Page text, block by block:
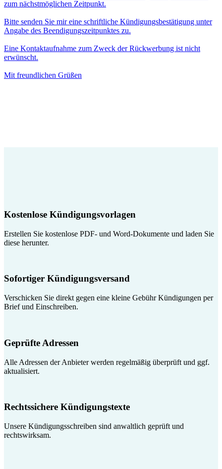
zum nächstmöglichen Zeitpunkt.
Bitte senden Sie mir eine schriftliche Kündigungsbestätigung unter
Angabe des Beendigungszeitpunktes zu.
Eine Kontaktaufnahme zum Zweck der Rückwerbung ist nicht
erwünscht.
Mit freundlichen Grüßen
Kostenlose Kündigungsvorlagen
Erstellen Sie kostenlose PDF- und Word-Dokumente und laden Sie
diese herunter.
Sofortiger Kündigungsversand
Verschicken Sie direkt gegen eine kleine Gebühr Kündigungen per
Brief und Einschreiben.
Geprüfte Adressen
Alle Adressen der Anbieter werden regelmäßig überprüft und ggf.
aktualisiert.
Rechtssichere Kündigungstexte
Unsere Kündigungsschreiben sind anwaltlich geprüft und
rechtswirksam.